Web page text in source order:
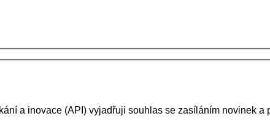
a inovace (API) vyjadřuji souhlas se zasíláním novinek